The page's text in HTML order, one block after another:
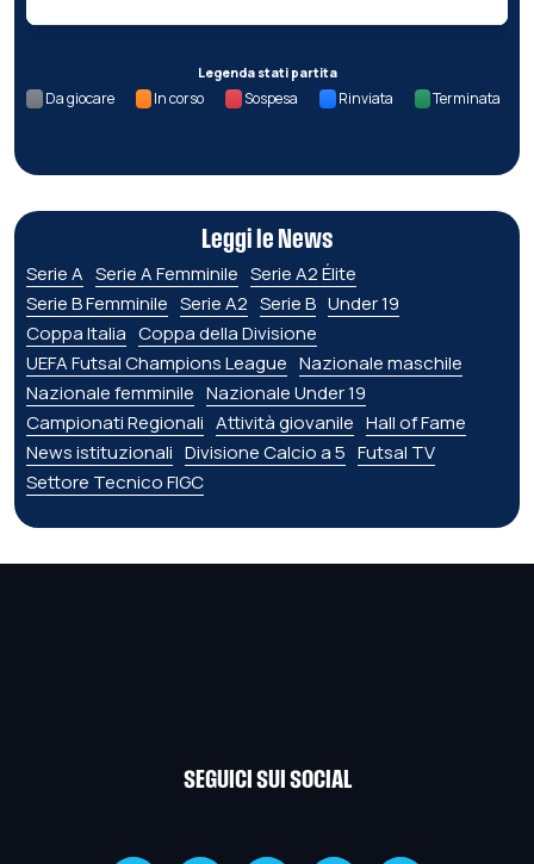
Legenda stati partita
Da giocare In corso Sospesa Rinviata Terminata
Leggi le News
Serie A Serie A Femminile Serie A2 Élite
Serie B Femminile Serie A2 Serie B Under 19
Coppa Italia Coppa della Divisione
UEFA Futsal Champions League Nazionale maschile
Nazionale femminile Nazionale Under 19
Campionati Regionali Attività giovanile Hall of Fame
News istituzionali Divisione Calcio a 5 Futsal TV
Settore Tecnico FIGC
SEGUICI SUI SOCIAL